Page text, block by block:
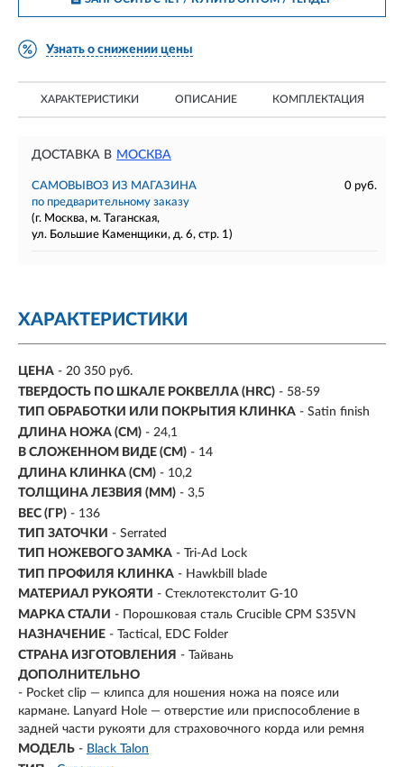
Узнать о снижении цены
ХАРАКТЕРИСТИКИ ОПИСАНИЕ КОМПЛЕКТАЦИЯ
ДОСТАВКА В МОСКВА
САМОВЫВОЗ ИЗ МАГАЗИНА
0 руб.
по предварительному заказу
(г. Москва, м. Таганская,
ул. Большие Каменщики, д. 6, стр. 1)
ХАРАКТЕРИСТИКИ
ЦЕНА - 20 350 руб.
ТВЕРДОСТЬ ПО ШКАЛЕ РОКВЕЛЛА (HRC) - 58-59
ТИП ОБРАБОТКИ ИЛИ ПОКРЫТИЯ КЛИНКА - Satin finish
ДЛИНА НОЖА (СМ) - 24,1
В СЛОЖЕННОМ ВИДЕ (СМ) - 14
ДЛИНА КЛИНКА (СМ) - 10,2
ТОЛЩИНА ЛЕЗВИЯ (ММ) - 3,5
ВЕС (ГР) - 136
ТИП ЗАТОЧКИ - Serrated
ТИП НОЖЕВОГО ЗАМКА - Tri-Ad Lock
ТИП ПРОФИЛЯ КЛИНКА - Hawkbill blade
МАТЕРИАЛ РУКОЯТИ - Стеклотекстолит G-10
МАРКА СТАЛИ - Порошковая сталь Crucible CPM S35VN
НАЗНАЧЕНИЕ - Tactical, EDC Folder
СТРАНА ИЗГОТОВЛЕНИЯ - Тайвань
ДОПОЛНИТЕЛЬНО
- Pocket clip — клипса для ношения ножа на поясе или
кармане. Lanyard Hole — отверстие или приспособление в
задней части рукояти для страховочного корда или ремня
МОДЕЛЬ - Black Talon